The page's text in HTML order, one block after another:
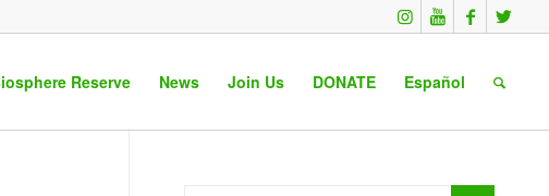
Reserve News Join Us DONATE Español